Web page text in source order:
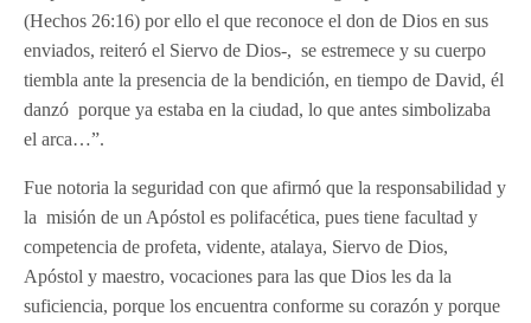
(Hechos 26:16) por ello el que reconoce el don de Dios en sus
enviados, reiteró el Siervo de Dios-, se estremece y su cuerpo
tiembla ante la presencia de la bendición, en tiempo de David, él
danzó porque ya estaba en la ciudad, lo que antes simbolizaba
el arca…”.
Fue notoria la seguridad con que afirmó que la responsabilidad y
la misión de un Apóstol es polifacética, pues tiene facultad y
competencia de profeta, vidente, atalaya, Siervo de Dios,
Apóstol y maestro, vocaciones para las que Dios les da la
suficiencia, porque los encuentra conforme su corazón y porque